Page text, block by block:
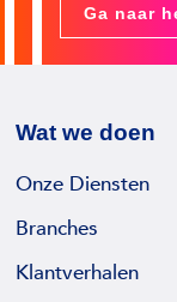
Ga naar
Wat we doen
Onze Diensten
Branches
Klantverhalen